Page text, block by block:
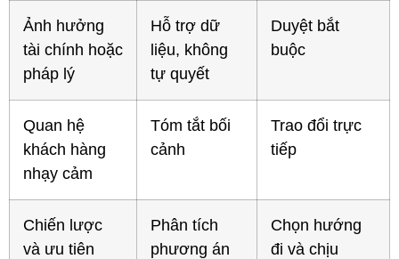
Ảnh hưởng
tài chính hoặc
pháp lý
Hỗ trợ dữ
liệu, không
tự quyết
Duyệt bắt
buộc
Quan hệ
khách hàng
nhạy cảm
Tóm tắt bối
cảnh
Trao đổi trực
tiếp
Chiến lược
và ưu tiên
Phân tích
phương án
Chọn hướng
đi và chịu